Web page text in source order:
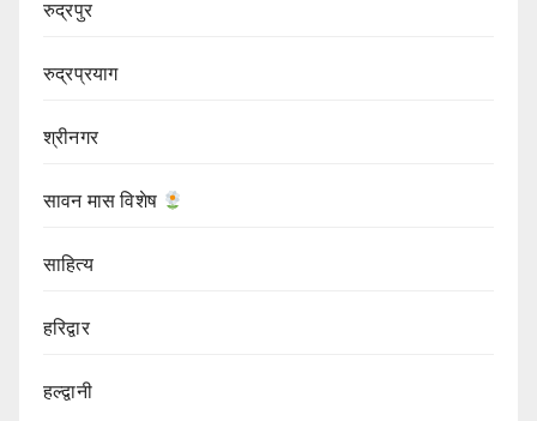
रुद्रपुर
रुद्रप्रयाग
श्रीनगर
सावन मास विशेष
साहित्य
हरिद्वार
हल्द्वानी